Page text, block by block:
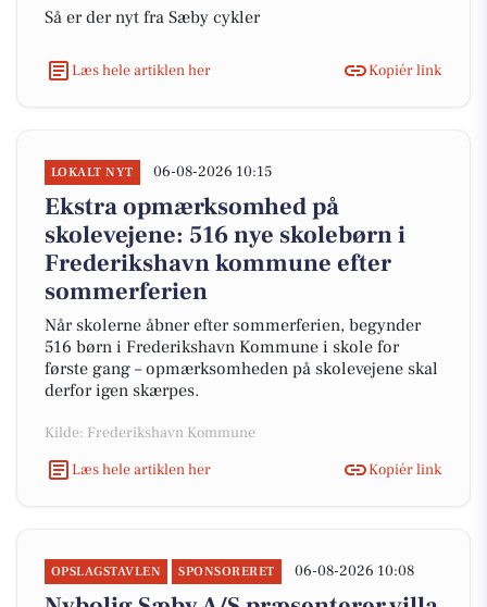
Så er der nyt fra Sæby cykler
Læs hele artiklen her Kopiér link
LOKALT NYT 06-08-2026 10:15
Ekstra opmærksomhed på
skolevejene: 516 nye skolebørn i
Frederikshavn kommune efter
sommerferien
Når skolerne åbner efter sommerferien, begynder
516 børn i Frederikshavn Kommune i skole for
første gang – opmærksomheden på skolevejene skal
derfor igen skærpes.
Kilde: Frederikshavn Kommune
Læs hele artiklen her
Kopiér link
OPSLAGSTAVLEN SPONSORERET 06-08-2026 10:08